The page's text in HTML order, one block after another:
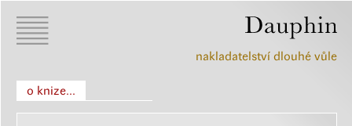
nakladatelství dlouhé vůle
o knize...